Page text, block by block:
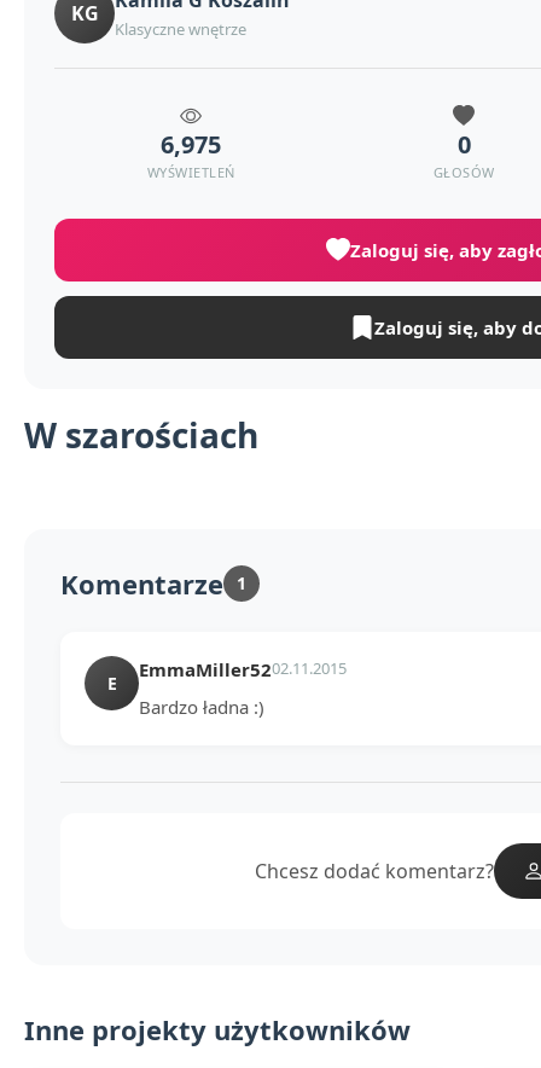
W szarościach
KG
Klasyczne wnętrze
6,975
WYŚWIETLEŃ
0
GŁOSÓW
Zaloguj się, aby
Zaloguj się, aby
Komentarze 1
E
EmmaMiller5202.11.2015
Bardzo ładna :)
Chcesz dodać komentarz?
Inne projekty użytkowników